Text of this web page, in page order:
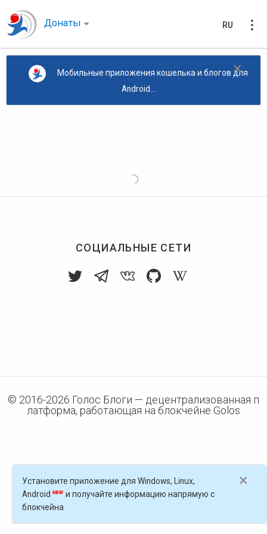
Донаты RU
×
Мобильные приложения кошелька и блогов для
Android...
СОЦИАЛЬНЫЕ СЕТИ
© 2016-2026 Голос Блоги — децентрализованная п
латформа, работающая на блокчейне Golos
×
Установите приложение для Windows, Linux,
Android
и получайте информацию напрямую с
блокчейна